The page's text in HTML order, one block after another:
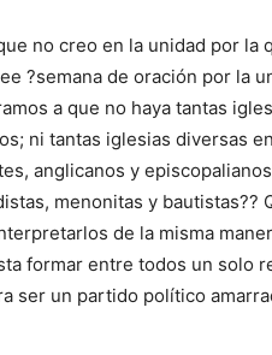
no creo en la unidad por la
?semana de oración por la
a que no haya tantas
ni tantas iglesias diversas
anglicanos y
menonitas y bautistas??
de la misma
formar entre todos un solo
ser un partido político